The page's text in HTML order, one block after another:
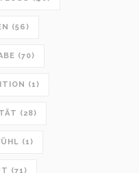
(56)
(70)
(1)
(28)
(1)
(71)